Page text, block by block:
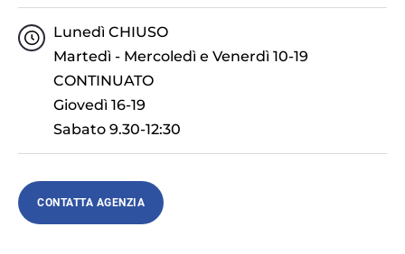
Lunedì CHIUSO
Martedì - Mercoledì e Venerdì 10-19
CONTINUATO
Giovedì 16-19
Sabato 9.30-12:30
CONTATTA AGENZIA